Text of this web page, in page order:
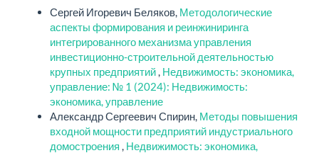
Сергей Игоревич Беляков, Методологические
аспекты формирования и реинжиниринга
интегрированного механизма управления
инвестиционно-строительной деятельностью
крупных предприятий, Недвижимость: экономика,
управление: № 1 (2024): Недвижимость:
экономика, управление
Александр Сергеевич Спирин, Методы повышения
входной мощности предприятий индустриального
домостроения , Недвижимость: экономика,